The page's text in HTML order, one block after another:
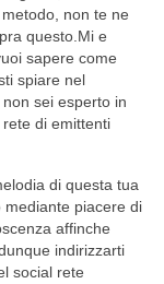
metodo, non te ne
questo.Mi e
sapere come
spiare nel
sei esperto in
di emittenti
di questa tua
piacere di
affinche
indirizzarti
social rete